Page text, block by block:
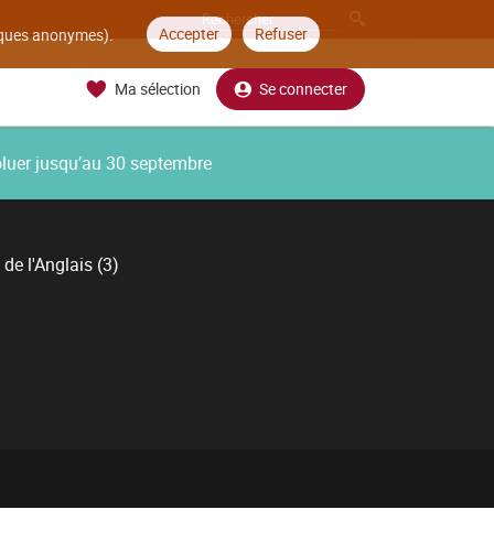
anonymes). Accepter Refuser
Ma sélection Se connecter
jusqu’au 30 septembre
l'Anglais (3)